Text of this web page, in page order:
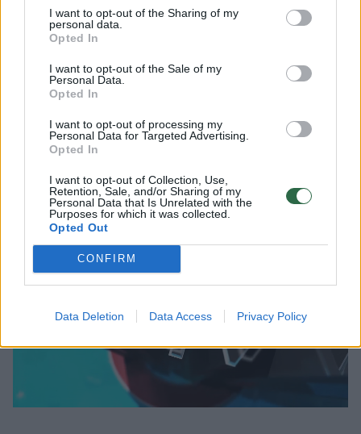
I want to opt-out of the Sharing of my
personal data.
Opted In
I want to opt-out of the Sale of my
Personal Data.
Opted In
I want to opt-out of processing my
Personal Data for Targeted Advertising.
Opted In
I want to opt-out of Collection, Use,
Retention, Sale, and/or Sharing of my
Personal Data that Is Unrelated with the
Purposes for which it was collected.
Opted Out
CONFIRM
Data Deletion Data Access Privacy Policy
tūkstančio eurų, tarp jų – ir Latvijoje bei
Estijoje. Dar penkios šalys iš viso neturi
nustačiusios minimalaus atlygio ribos. Tai –
Italija, Danija, Austrija, Švedija bei Suomija.
Atkirto verslui apie algų kėlimą: jei mažas
uždarbis būtų sėkmės raktas, regionuose
žmonės neskurstų